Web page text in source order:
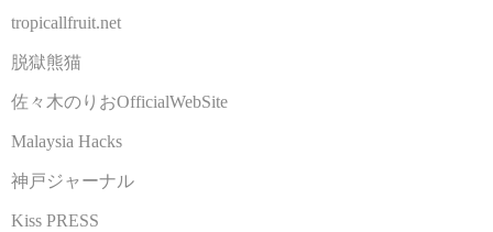
tropicallfruit.net
脱獄熊猫
佐々木のりおOfficialWebSite
Malaysia Hacks
神戸ジャーナル
Kiss PRESS